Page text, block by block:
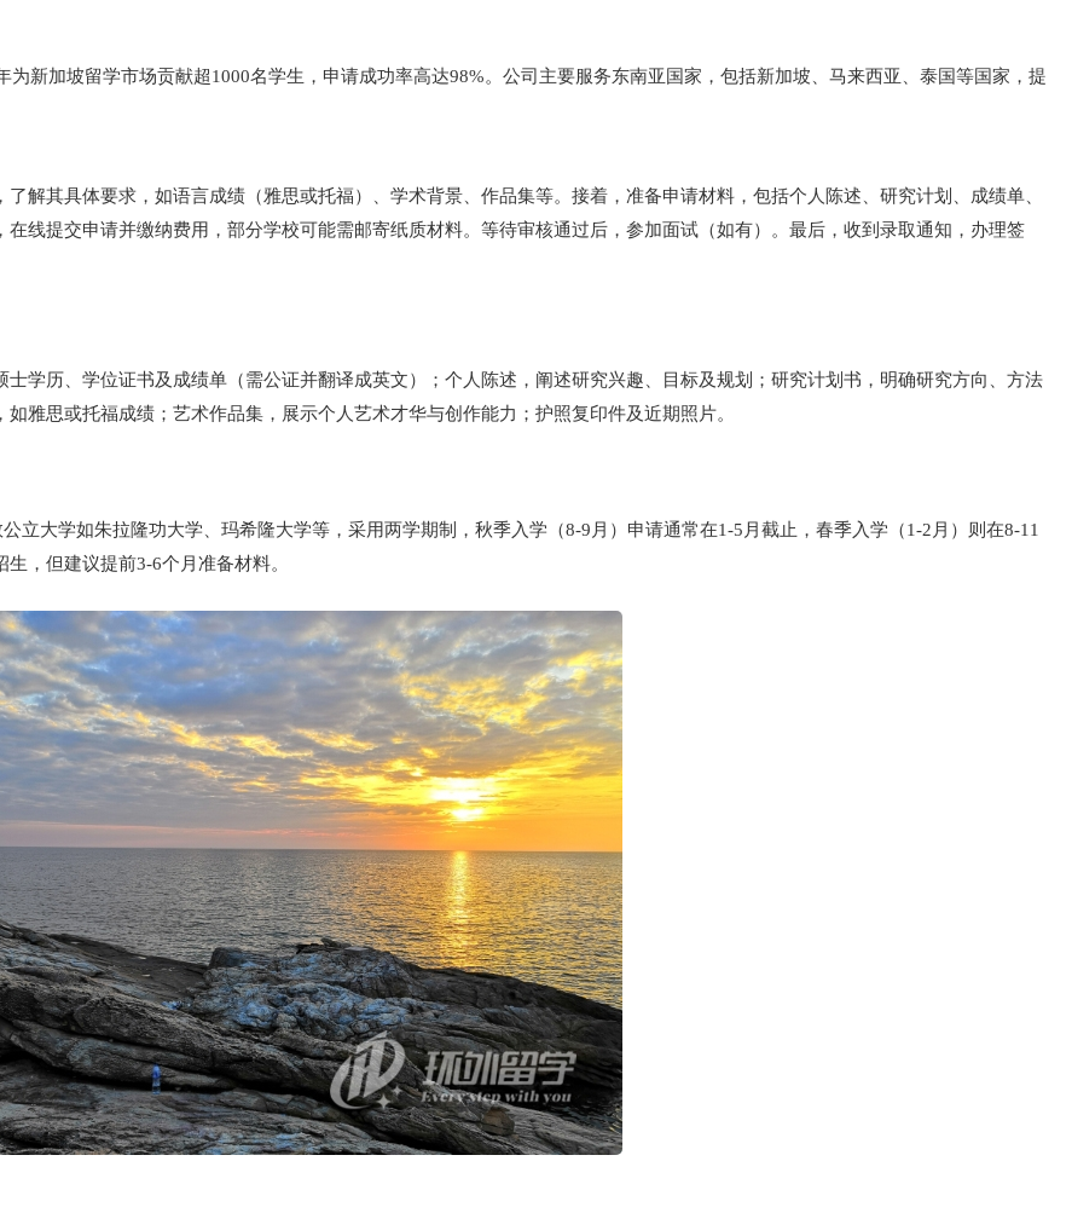
新加坡留学市场贡献超1000名学生，申请成功率高达98%。公司主要服务东南亚国家，包括新加坡、马来西亚、泰国等国家，提
解其具体要求，如语言成绩（雅思或托福）、学术背景、作品集等。接着，准备申请材料，包括个人陈述、研究计划、成绩单、
线提交申请并缴纳费用，部分学校可能需邮寄纸质材料。等待审核通过后，参加面试（如有）。最后，收到录取通知，办理签
学历、学位证书及成绩单（需公证并翻译成英文）；个人陈述，阐述研究兴趣、目标及规划；研究计划书，明确研究方向、方法
雅思或托福成绩；艺术作品集，展示个人艺术才华与创作能力；护照复印件及近期照片。
立大学如朱拉隆功大学、玛希隆大学等，采用两学期制，秋季入学（8-9月）申请通常在1-5月截止，春季入学（1-2月）则在8-11
，但建议提前3-6个月准备材料。